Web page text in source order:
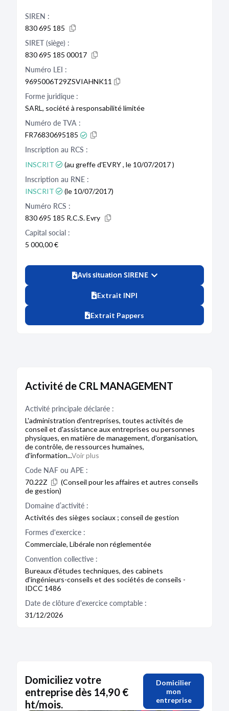
SIREN :
830 695 185
SIRET (siège) :
830 695 185 00017
Numéro LEI :
9695006T29ZSVIAHNK11
Forme juridique :
SARL, société à responsabilité limitée
Numéro de TVA :
FR76830695185
Inscription au RCS :
INSCRIT
(au greffe d'EVRY , le 10/07/2017 )
Inscription au RNE :
INSCRIT
(le 10/07/2017)
Numéro RCS :
830 695 185 R.C.S. Evry
Capital social :
5 000,00 €
Avis situation SIRENE
Extrait INPI
Extrait Pappers
Activité de CRL MANAGEMENT
Activité principale déclarée :
L'administration d'entreprises, toutes activités de
conseil et d'assistance aux entreprises ou personnes
physiques, en matière de management, d'organisation,
de contrôle, de ressources humaines,
d'information...Voir plus
Code NAF ou APE :
70.22Z
(Conseil pour les affaires et autres conseils
de gestion)
Domaine d’activité :
Activités des sièges sociaux ; conseil de gestion
Formes d'exercice :
Commerciale, Libérale non réglementée
Convention collective :
Bureaux d'études techniques, des cabinets
d'ingénieurs-conseils et des sociétés de conseils -
IDCC 1486
Date de clôture d'exercice comptable :
31/12/2026
Domiciliez votre
entreprise dès 14,90 €
ht/mois.
Domicilier
mon
entreprise